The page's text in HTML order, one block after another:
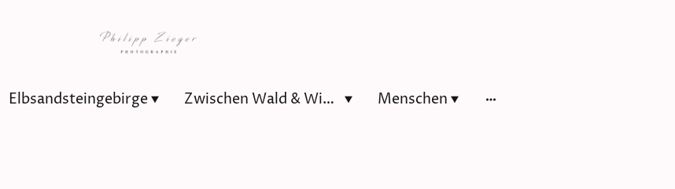
Elbsandsteingebirge Zwischen Wald & Wiesen Menschen